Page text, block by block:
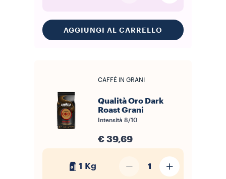
AGGIUNGI AL CARRELLO
CAFFÈ IN GRANI
Qualità Oro Dark
Roast Grani
Intensità 8/10
€ 39,69
1 Kg 1